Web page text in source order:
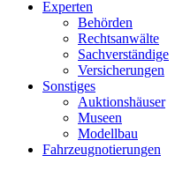
Experten
Behörden
Rechtsanwälte
Sachverständige
Versicherungen
Sonstiges
Auktionshäuser
Museen
Modellbau
Fahrzeugnotierungen